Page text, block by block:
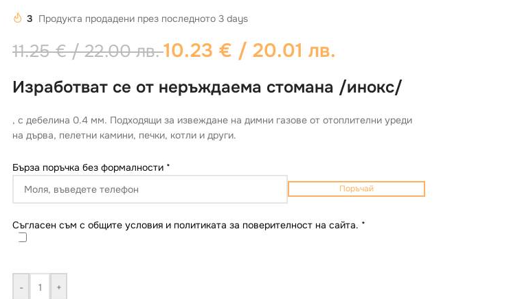
3 Продукта продадени през последното 3 days
11.25€/ 22.00 лв.10.23 € / 20.01 лв.
Изработват се от неръждаема стомана /инокс/
, с дебелина 0.4 мм. Подходящи за извеждане на димни газове от отоплителни уреди
на дърва, пелетни камини, печки, котли и други.
Бърза поръчка без формалности *
Поръчай
Съгласен съм с общите условия и политиката за поверителност на сайта. *
- +